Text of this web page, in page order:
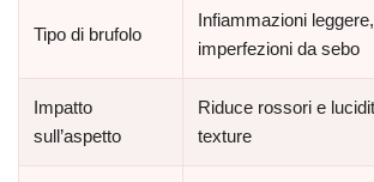
Tipo di brufolo
Infiammazioni
imperfezioni da sebo
Impatto
sull’aspetto
Riduce rossori e
texture